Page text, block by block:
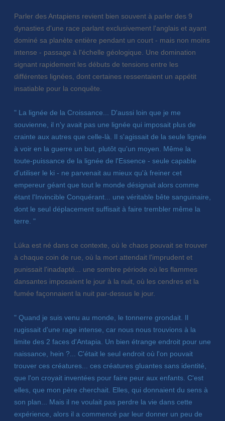
Parler des Antapiens revient bien souvent à parler des 9
dynasties d'une race parlant exclusivement l'anglais et ayant
dominé sa planète entière pendant un court - mais non moins
intense - passage à l'échelle géologique. Une domination
signant rapidement les débuts de tensions entre les
différentes lignées, dont certaines ressentaient un appétit
insatiable pour la conquête.
" La lignée de la Croissance... D'aussi loin que je me
souvienne, il n'y avait pas une lignée qui imposait plus de
crainte aux autres que celle-là. Il s'agissait de la seule lignée
à voir en la guerre un but, plutôt qu'un moyen. Même la
toute-puissance de la lignée de l'Essence - seule capable
d'utiliser le ki - ne parvenait au mieux qu'à freiner cet
empereur géant que tout le monde désignait alors comme
étant l'Invincible Conquérant... une véritable bête sanguinaire,
dont le seul déplacement suffisait à faire trembler même la
terre. "
Lúka est né dans ce contexte, où le chaos pouvait se trouver
à chaque coin de rue, où la mort attendait l'imprudent et
punissait l'inadapté... une sombre période où les flammes
dansantes imposaient le jour à la nuit, où les cendres et la
fumée façonnaient la nuit par-dessus le jour.
" Quand je suis venu au monde, le tonnerre grondait. Il
rugissait d'une rage intense, car nous nous trouvions à la
limite des 2 faces d'Antapia. Un bien étrange endroit pour une
naissance, hein ?... C'était le seul endroit où l'on pouvait
trouver ces créatures... ces créatures gluantes sans identité,
que l'on croyait inventées pour faire peur aux enfants. C'est
elles, que mon père cherchait. Elles, qui donnaient du sens à
son plan... Mais il ne voulait pas perdre la vie dans cette
expérience, alors il a commencé par leur donner un peu de